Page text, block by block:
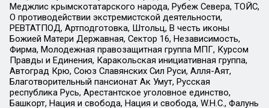
Меджлис крымскотатарского народа, Рубеж Севера, ТОЙС,
О противодействии экстремистской деятельности,
РЕВТАТПОД, Артподготовка, Штольц, В честь иконы
Божией Матери Державная, Сектор 16, Независимость,
Фирма, Молодежная правозащитная группа МПГ, Курсом
Правды и Единения, Каракольская инициативная группа,
Автоград Крю, Союз Славянских Сил Руси, Алля-Аят,
Благотворительный пансионат Ак Умут, Русская
республика Русь, Арестантское уголовное единство,
Башкорт, Нация и свобода, Нация и свобода, W.H.С., Фалунь